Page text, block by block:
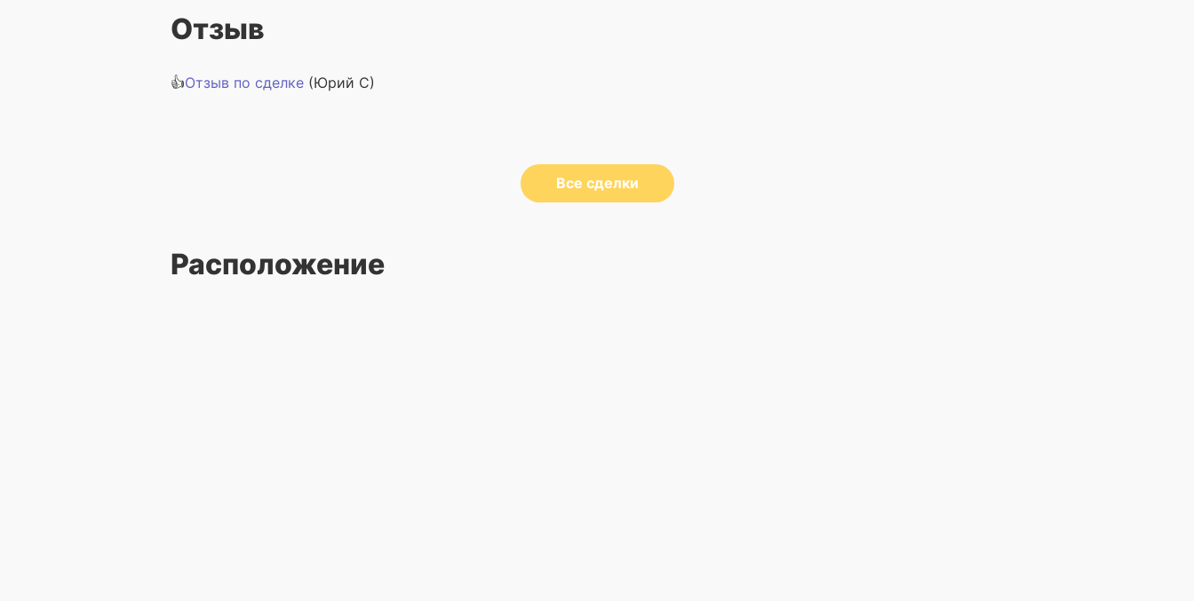
Отзыв
👍Отзыв по сделке (Юрий С)
Все сделки
Расположение